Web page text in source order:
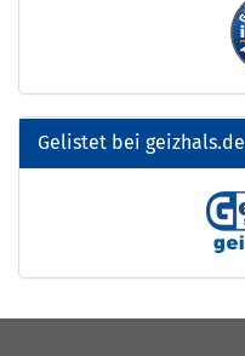
Gelistet bei geizhals.de